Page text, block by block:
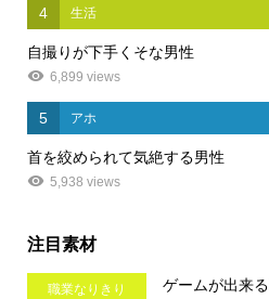
4 生活
自撮りが下手くそな男性
6,899 views
5 アホ
首を絞められて気絶する男性
5,938 views
注目素材
職業なりきり
ゲームが出来